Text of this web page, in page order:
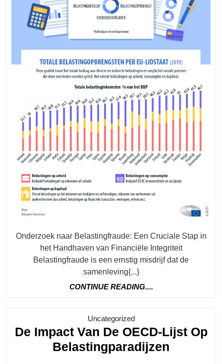
Integriteit
Onderzoek naar Belastingfraude: Een Cruciale Stap in
het Handhaven van Financiële Integriteit
Belastingfraude is een ernstig misdrijf dat de
samenleving{...}
CONTINUE READING....
UncategorizedCategory
De Impact Van De OECD-Lijst Op
Belastingparadijzen